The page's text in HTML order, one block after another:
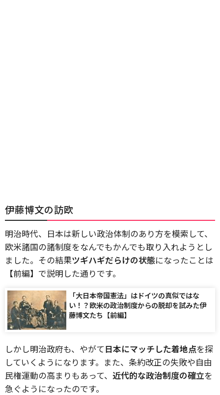
伊藤博文の訪欧
明治時代、日本は新しい政治体制のあり方を模索して、
欧米諸国の諸制度をなんでもかんでも取り入れようとし
ました。その結果ツギハギだらけの状態になったことは
【前編】で説明した通りです。
「大日本帝国憲法」はドイツの真似ではな
い！？欧米の政治制度からの脱却を試みた伊
藤博文たち【前編】
しかし明治政府も、やがて日本にマッチした着地点を探
していくようになります。また、条約改正の失敗や自由
民権運動の高まりもあって、 近代的な政治制度の確立を
急ぐようになったのです。